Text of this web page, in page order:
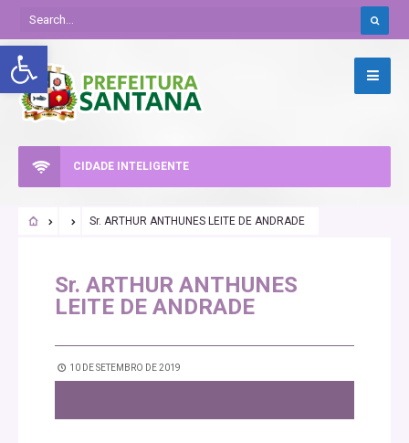
Abrir a barra de ferramentas
CIDADE INTELIGENTE
Sr. ARTHUR ANTHUNES LEITE DE ANDRADE
Sr. ARTHUR ANTHUNES
LEITE DE ANDRADE
10 DE SETEMBRO DE 2019